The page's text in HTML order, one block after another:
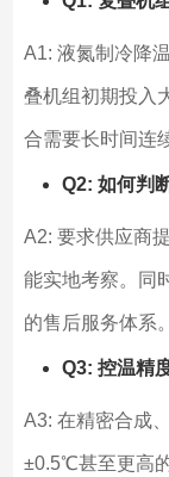
A1: 液氮制冷降
叠机组初期投入
合需要长时间连
Q2: 如何判
A2: 要求供应商
能实地考察。同
的售后服务体系。
Q3: 控温精
A3: 在精密合成
±0.5℃甚至更高